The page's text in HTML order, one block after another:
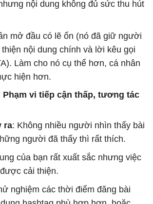
nội dung không đủ sức thu hút
mở đầu có lẽ ổn (nó đã giữ người
nội dung chính và lời kêu gọi
Làm cho nó cụ thể hơn, cá nhân
hiện hơn.
Phạm vi tiếp cận thấp, tương tác
ra: Không nhiều người nhìn thấy bài
người đã thấy thì rất thích.
của bạn rất xuất sắc nhưng việc
cải thiện.
nghiệm các thời điểm đăng bài